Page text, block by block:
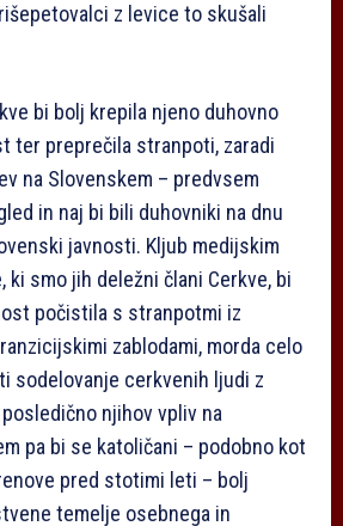
z levice to skušali
bi bolj krepila njeno duhovno
ter preprečila stranpoti, zaradi
na Slovenskem – predvsem
in naj bi bili duhovniki na dnu
javnosti. Kljub medijskim
ki smo jih deležni člani Cerkve, bi
počistila s stranpotmi iz
zablodami, morda celo
sodelovanje cerkvenih ljudi z
njihov vpliv na
pa bi se katoličani – podobno kot
pred stotimi leti – bolj
temelje osebnega in